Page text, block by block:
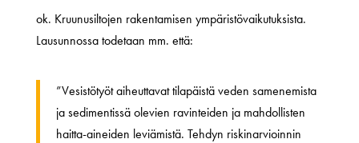
ok. Kruunusiltojen rakentamisen ympäristövaikutuksista.
Lausunnossa todetaan mm. että:
”Vesistötyöt aiheuttavat tilapäistä veden samenemista
ja sedimentissä olevien ravinteiden ja mahdollisten
haitta-aineiden leviämistä. Tehdyn riskinarvioinnin